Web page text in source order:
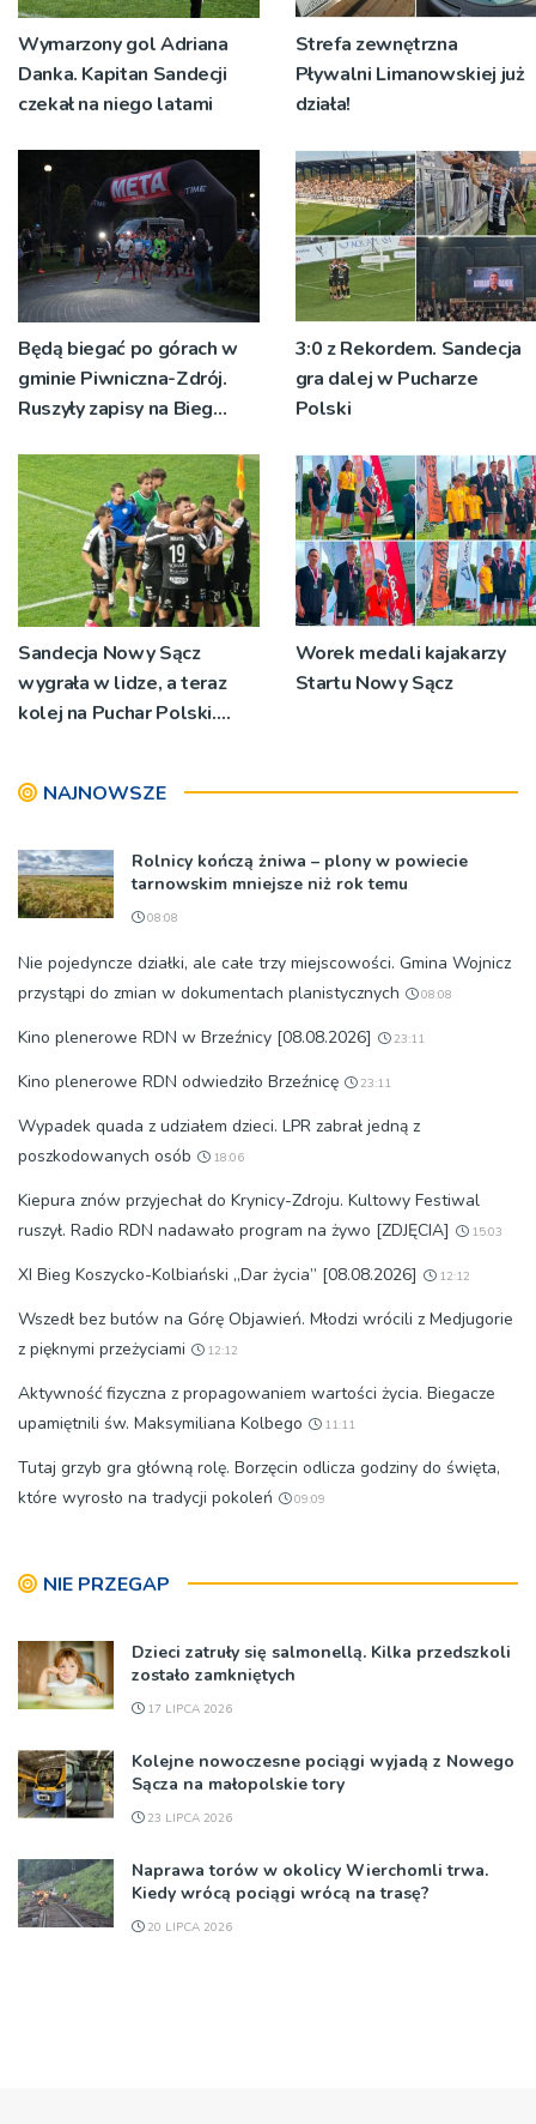
Wymarzony gol Adriana
Danka. Kapitan Sandecji
czekał na niego latami
Strefa zewnętrzna
Pływalni Limanowskiej już
działa!
Będą biegać po górach w
gminie Piwniczna-Zdrój.
Ruszyły zapisy na Bieg
3:0 z Rekordem. Sandecja
gra dalej w Pucharze
Polski
Sandecja Nowy Sącz
wygrała w lidze, a teraz
kolej na Puchar Polski.
Worek medali kajakarzy
Startu Nowy Sącz
NAJNOWSZE
Rolnicy kończą żniwa – plony w powiecie
tarnowskim mniejsze niż rok temu
08:08
Nie pojedyncze działki, ale całe trzy miejscowości. Gmina Wojnicz
przystąpi do zmian w dokumentach planistycznych
08:08
Kino plenerowe RDN w Brzeźnicy [08.08.2026] 23:11
Kino plenerowe RDN odwiedziło Brzeźnicę 23:11
Wypadek quada z udziałem dzieci. LPR zabrał jedną z
poszkodowanych osób
18:06
Kiepura znów przyjechał do Krynicy-Zdroju. Kultowy Festiwal
ruszył. Radio RDN nadawało program na żywo [ZDJĘCIA]
15:03
XI Bieg Koszycko-Kolbiański „Dar życia” [08.08.2026] 12:12
Wszedł bez butów na Górę Objawień. Młodzi wrócili z Medjugorie
z pięknymi przeżyciami
12:12
Aktywność fizyczna z propagowaniem wartości życia. Biegacze
upamiętnili św. Maksymiliana Kolbego
11:11
Tutaj grzyb gra główną rolę. Borzęcin odlicza godziny do święta,
które wyrosło na tradycji pokoleń
09:09
NIE PRZEGAP
Dzieci zatruły się salmonellą. Kilka przedszkoli
zostało zamkniętych
17 LIPCA 2026
Kolejne nowoczesne pociągi wyjadą z Nowego
Sącza na małopolskie tory
23 LIPCA 2026
Naprawa torów w okolicy Wierchomli trwa.
Kiedy wrócą pociągi wrócą na trasę?
20 LIPCA 2026